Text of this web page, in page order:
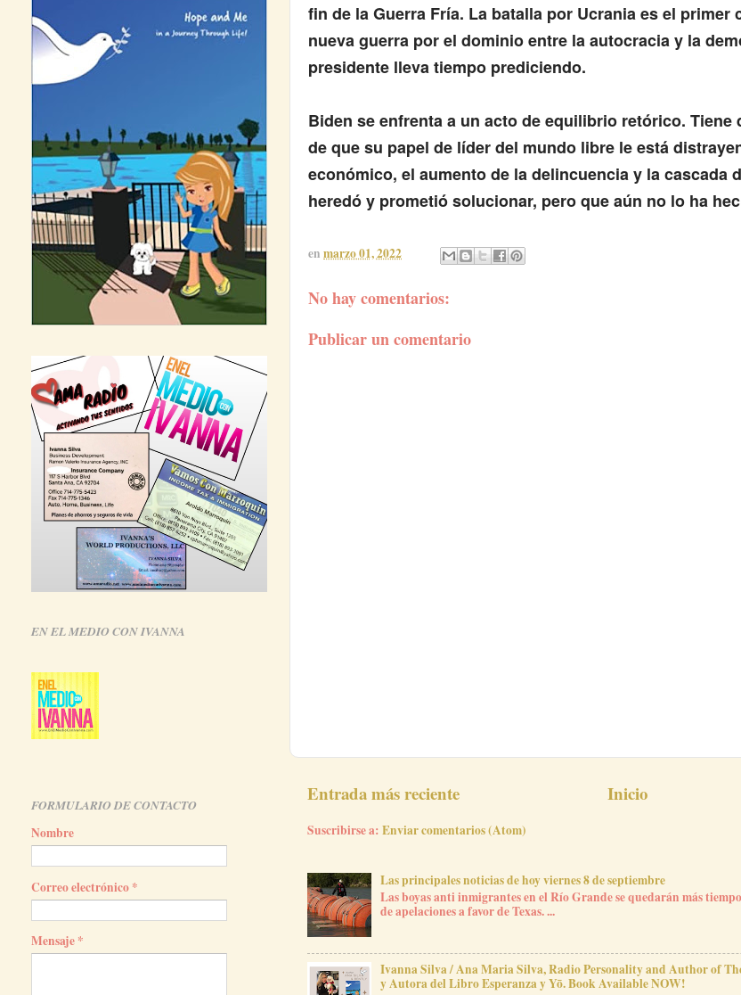
fin de la Guerra Fría. La batalla por Ucrania es el primer
nueva guerra por el dominio entre la autocracia y la
presidente lleva tiempo prediciendo.
Biden se enfrenta a un acto de equilibrio retórico. Tiene
de que su papel de líder del mundo libre le está
económico, el aumento de la delincuencia y la cascada
heredó y prometió solucionar, pero que aún no lo ha
en marzo 01, 2022
No hay comentarios:
Publicar un comentario
Entrada más reciente Inicio
Suscribirse a: Enviar comentarios (Atom)
Las principales noticias de hoy viernes 8 de septiembre
Las boyas anti inmigrantes en el Río Grande se quedarán más
de apelaciones a favor de Texas. ...
Ivanna Silva / Ana Maria Silva, Radio Personality and Author of
y Autora del Libro Esperanza y Yō. Book Available NOW!
EN EL MEDIO CON IVANNA
FORMULARIO DE CONTACTO
Nombre
Correo electrónico *
Mensaje *